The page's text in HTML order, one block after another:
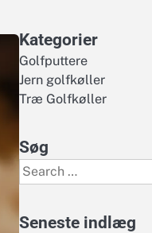
Kategorier
Golfputtere
Jern golfkøller
Træ Golfkøller
Søg
Search
for:
Seneste indlæg